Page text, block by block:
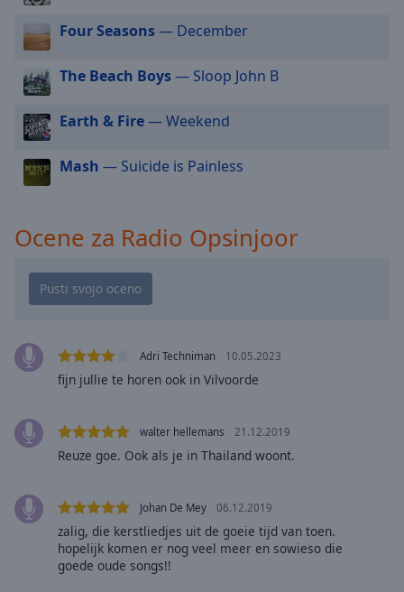
modal
window.
Beginning
dialog
window.
cancel
close
the
window.
Text
Background
Opacity
Four Seasons— December
The Beach Boys— Sloop John B
Earth & Fire— Weekend
Mash — Suicide is Painless
Ocene za Radio Opsinjoor
Adri Techniman 10.05.2023
fijn jullie te horen ook in Vilvoorde
walter hellemans 21.12.2019
Reuze goe. Ook als je in Thailand woont.
Johan De Mey 06.12.2019
zalig, die kerstliedjes uit de goeie tijd van toen.
hopelijk komen er nog veel meer en sowieso die
goede oude songs!!